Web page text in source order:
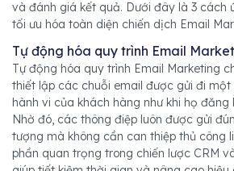
và đánh giá kết quả. Dưới đây là 3 cách
tối ưu hóa toàn diện chiến dịch Email
Tự động hóa quy trình Email
Tự động hóa quy trình Email Marketing
thiết lập các chuỗi email được gửi đi
hành vi của khách hàng như khi họ đăng
Nhờ đó, các thông điệp luôn được gửi
tượng mà không cần can thiệp thủ công
phần quan trọng trong chiến lược CRM